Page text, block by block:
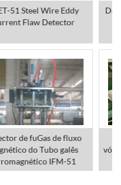
Detetor de Fuga de Fluxo
Magnético Rod Sucker MFL-
Motor Flame Quenching
Valine Rod End Eddy
Separador de Dureza Actual
QMYDFX-01